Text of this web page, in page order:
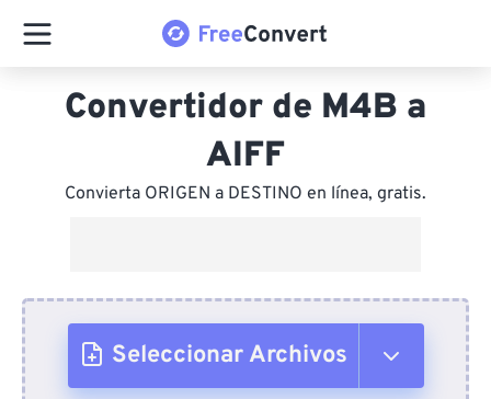
Convertidor de M4B a
AIFF
Convierta ORIGEN a DESTINO en línea, gratis.
Seleccionar Archivos